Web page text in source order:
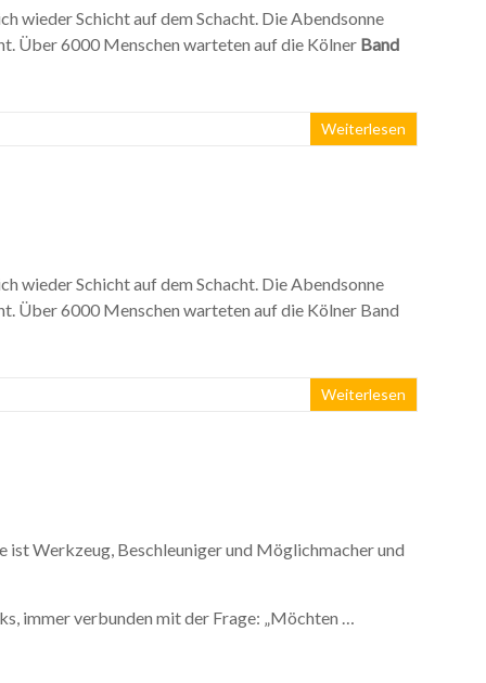
wieder Schicht auf dem Schacht. Die Abendsonne
Über 6000 Menschen warteten auf die Kölner Band
Weiterlesen
wieder Schicht auf dem Schacht. Die Abendsonne
Über 6000 Menschen warteten auf die Kölner Band
Weiterlesen
ist Werkzeug, Beschleuniger und Möglichmacher und
immer verbunden mit der Frage: „Möchten …